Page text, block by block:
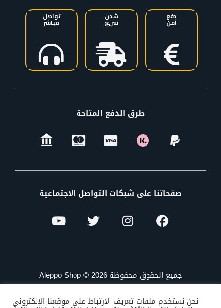
دفع
آمن
شحن
سريع
تواصل
مباشر
طرق الدفع المتاحة
صفحاتنا على شبكات التواصل الاجتماعية
جميع الحقوق محفوظة Aleppo Shop © 2026
نحن نستخدم ملفات تعريف الارتباط على موقعنا الإلكتروني